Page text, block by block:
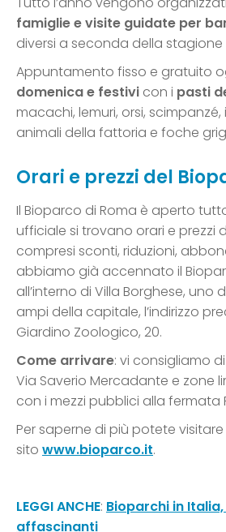
famiglie e visite guidate per
diversi a seconda della stagione
Appuntamento fisso e gratuito
domenica e festivi con i pasti
macachi, lemuri, orsi,
animali della fattoria e foche
Orari e prezzi del
Il Bioparco di Roma è aperto
ufficiale si trovano orari e prezzi
compresi sconti, riduzioni,
abbiamo già accennato il
all’interno di Villa Borghese, uno
ampi della capitale, l’indirizzo
Giardino Zoologico, 20.
Come arrivare: vi consigliamo
Via Saverio Mercadante e zone
con i mezzi pubblici alla fermata
Per saperne di più potete visitare
sito www.bioparco.it.
LEGGI ANCHE: Bioparchi in
affascinanti